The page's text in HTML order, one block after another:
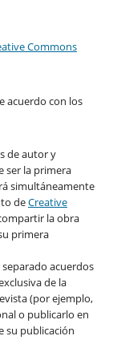
Commons
acuerdo con los
de autor y
ser la primera
simultáneamente
deCreative
la obra
primera
acuerdos
de la
(por ejemplo,
o publicarlo en
su publicación